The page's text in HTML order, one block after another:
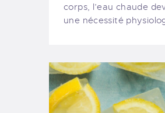
corps, l’eau chaude
une nécessité